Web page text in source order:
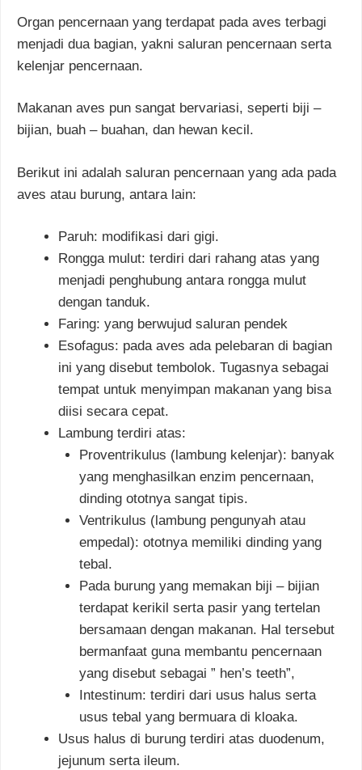
Organ pencernaan yang terdapat pada aves terbagi
menjadi dua bagian, yakni saluran pencernaan serta
kelenjar pencernaan.
Makanan aves pun sangat bervariasi, seperti biji –
bijian, buah – buahan, dan hewan kecil.
Berikut ini adalah saluran pencernaan yang ada pada
aves atau burung, antara lain:
Paruh: modifikasi dari gigi.
Rongga mulut: terdiri dari rahang atas yang
menjadi penghubung antara rongga mulut
dengan tanduk.
Faring: yang berwujud saluran pendek
Esofagus: pada aves ada pelebaran di bagian
ini yang disebut tembolok. Tugasnya sebagai
tempat untuk menyimpan makanan yang bisa
diisi secara cepat.
Lambung terdiri atas:
Proventrikulus (lambung kelenjar): banyak
yang menghasilkan enzim pencernaan,
dinding ototnya sangat tipis.
Ventrikulus (lambung pengunyah atau
empedal): ototnya memiliki dinding yang
tebal.
Pada burung yang memakan biji – bijian
terdapat kerikil serta pasir yang tertelan
bersamaan dengan makanan. Hal tersebut
bermanfaat guna membantu pencernaan
yang disebut sebagai ” hen’s teeth”,
Intestinum: terdiri dari usus halus serta
usus tebal yang bermuara di kloaka.
Usus halus di burung terdiri atas duodenum,
jejunum serta ileum.